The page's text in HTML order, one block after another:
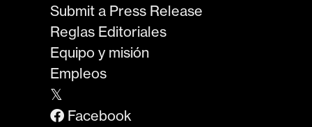
Submit a Press Release
Reglas Editoriales
Equipo y misión
Empleos
𝕏
Facebook